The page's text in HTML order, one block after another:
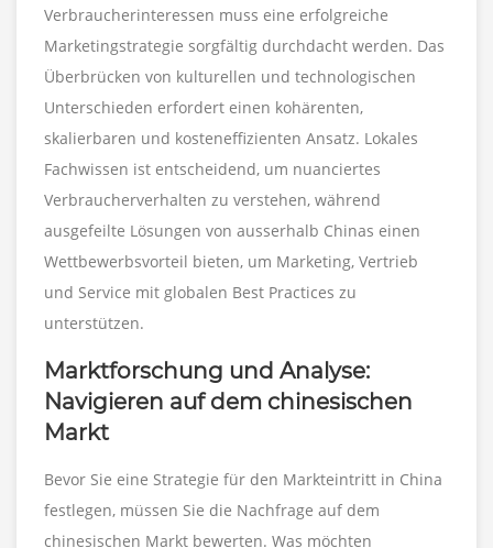
Verbraucherinteressen muss eine erfolgreiche
Marketingstrategie sorgfältig durchdacht werden. Das
Überbrücken von kulturellen und technologischen
Unterschieden erfordert einen kohärenten,
skalierbaren und kosteneffizienten Ansatz. Lokales
Fachwissen ist entscheidend, um nuanciertes
Verbraucherverhalten zu verstehen, während
ausgefeilte Lösungen von ausserhalb Chinas einen
Wettbewerbsvorteil bieten, um Marketing, Vertrieb
und Service mit globalen Best Practices zu
unterstützen.
Marktforschung und Analyse:
Navigieren auf dem chinesischen
Markt
Bevor Sie eine Strategie für den Markteintritt in China
festlegen, müssen Sie die Nachfrage auf dem
chinesischen Markt bewerten. Was möchten